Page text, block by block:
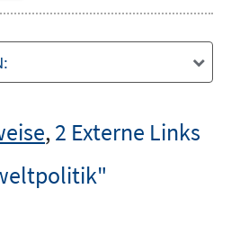
,2 Externe Links